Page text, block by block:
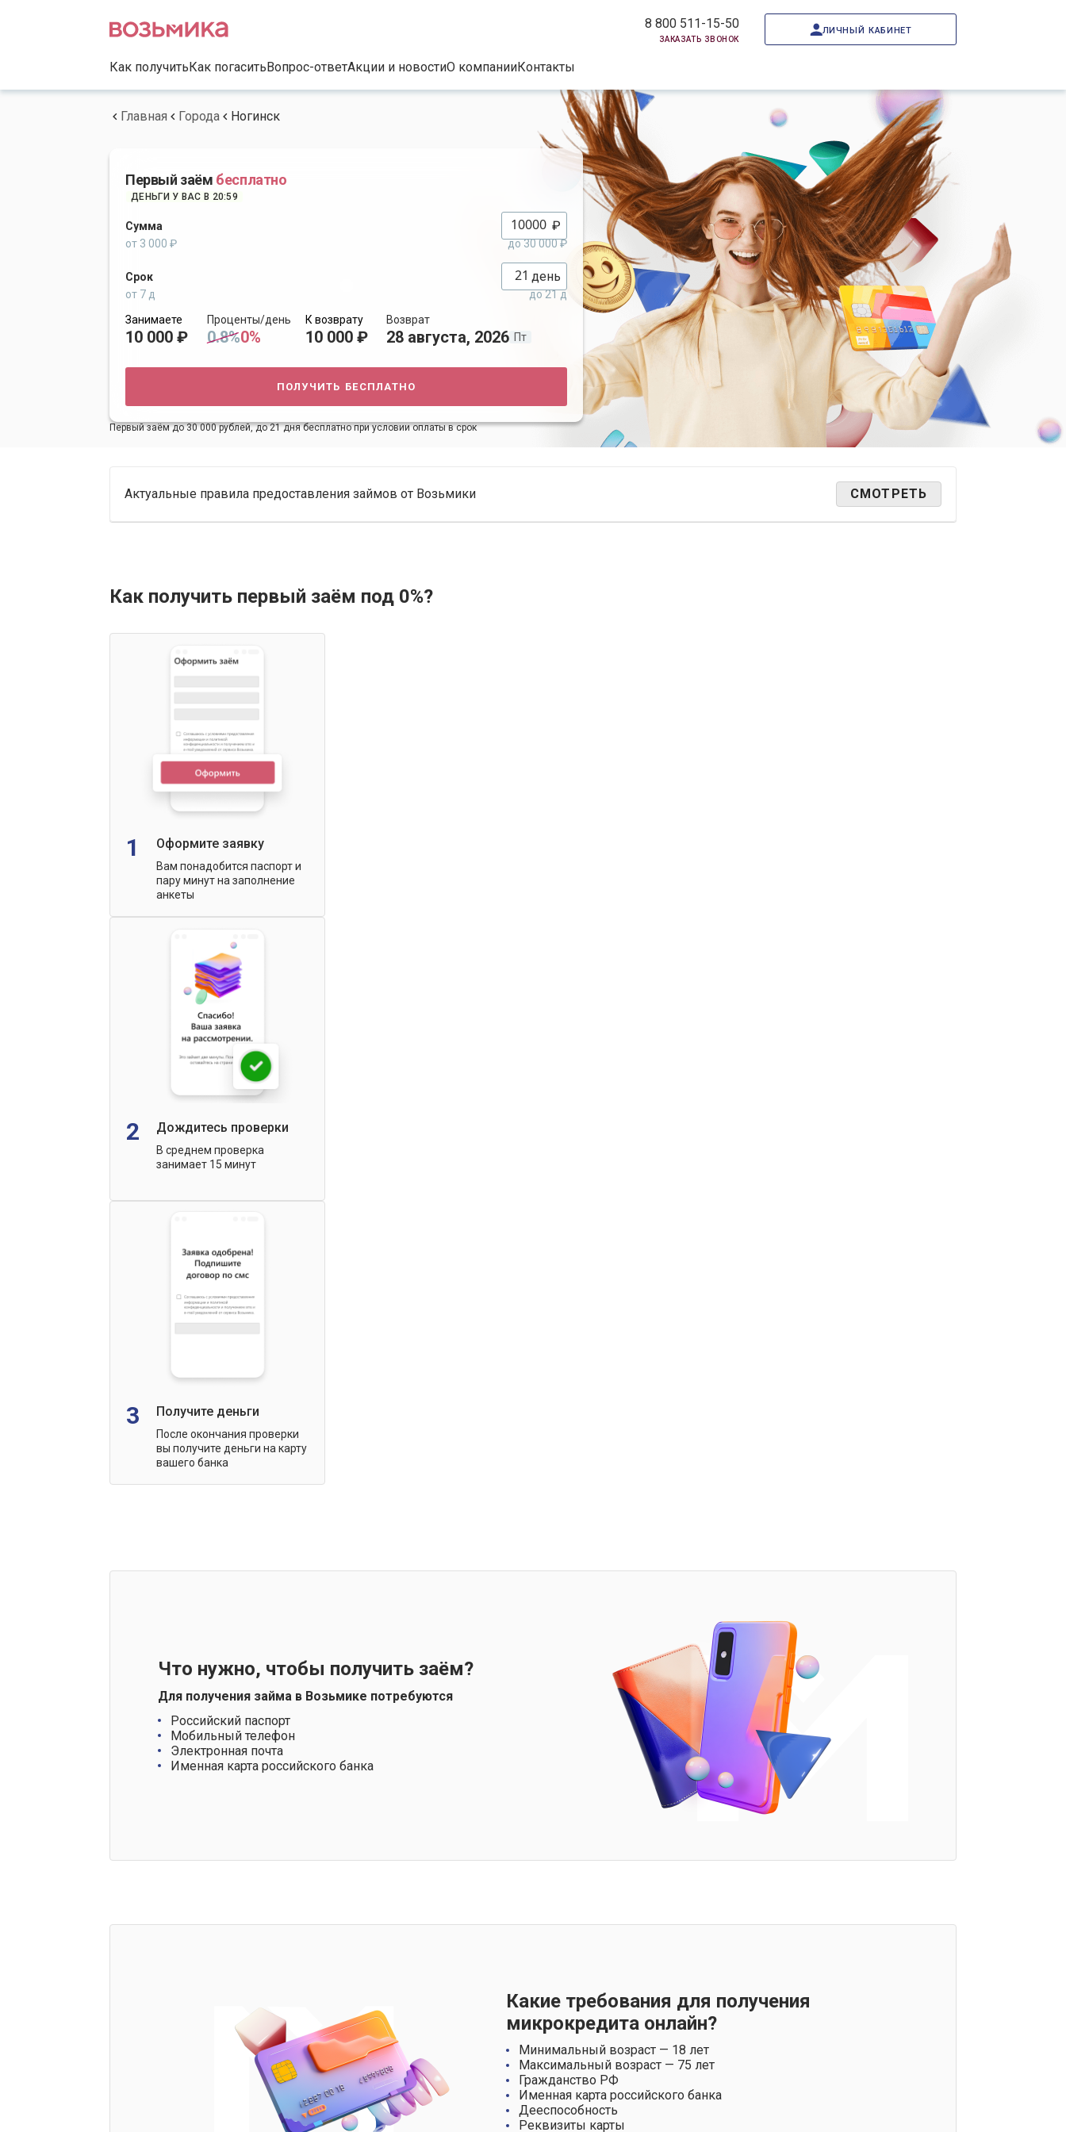
8 800 511-15-50
заказать звонок
личный кабинет
Как получитьКак погаситьВопрос-ответАкции и новостиО компанииКонтакты
Главная Города Ногинск
Первый заём бесплатно
ДЕНЬГИ У ВАС В 20:59
Сумма ₽
от 3 000 ₽ до 30 000 ₽
Срок день
от 7 д
до 21 д
Занимаете
10 000 ₽
Проценты/день
0.8%0%
К возврату
10 000 ₽
Возврат
28 августа, 2026 Пт
получить бесплатно
Первый заём до 30 000 рублей, до 21 дня бесплатно при условии оплаты в срок
Актуальные правила предоставления займов от Возьмики СМОТРЕТЬ
Как получить первый заём под 0%?
1 Оформите заявку
Вам понадобится паспорт и
пару минут на заполнение
анкеты
2 Дождитесь проверки
В среднем проверка
занимает 15 минут
3 Получите деньги
После окончания проверки
вы получите деньги на карту
вашего банка
Что нужно, чтобы получить заём?
Для получения займа в Возьмике потребуются
Российский паспорт
Мобильный телефон
Электронная почта
Именная карта российского банка
Какие требования для получения
микрокредита онлайн?
Минимальный возраст — 18 лет
Максимальный возраст — 75 лет
Гражданство РФ
Именная карта российского банка
Дееспособность
Реквизиты карты